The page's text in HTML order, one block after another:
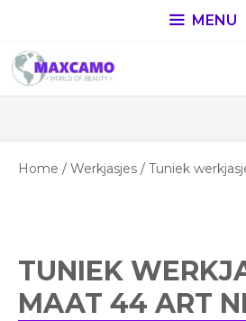
inhoud
MENU
Home / Werkjasjes / Tuniek
TUNIEK
MAAT 44 ART